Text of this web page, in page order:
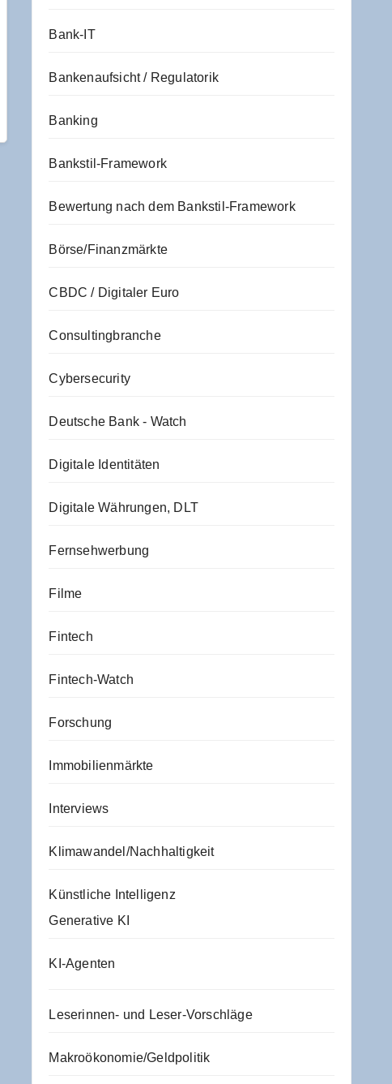
Bank-IT
Bankenaufsicht / Regulatorik
Banking
Bankstil-Framework
Bewertung nach dem Bankstil-Framework
Börse/Finanzmärkte
CBDC / Digitaler Euro
Consultingbranche
Cybersecurity
Deutsche Bank - Watch
Digitale Identitäten
Digitale Währungen, DLT
Fernsehwerbung
Filme
Fintech
Fintech-Watch
Forschung
Immobilienmärkte
Interviews
Klimawandel/Nachhaltigkeit
Künstliche Intelligenz
Generative KI
KI-Agenten
Leserinnen- und Leser-Vorschläge
Makroökonomie/Geldpolitik